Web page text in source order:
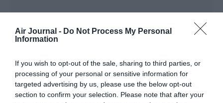
Air Journal - Do Not Process My Personal
Information
If you wish to opt-out of the sale, sharing to third parties, or
processing of your personal or sensitive information for
targeted advertising by us, please use the below opt-out
section to confirm your selection. Please note that after your
Shôgun a commenté :
22 avril 2024 - 22 h 08
2- La vidéo n’a pas été prise par “des jaloux qui ne
peuvent pas accéder au poste de pilotage” mais
par les individus qui s’y trouvaient. Donc merci la
prochaine fois de lire l’article avant de commenter.